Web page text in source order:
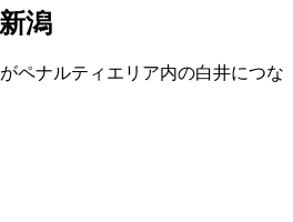
潟
ペナルティエリア内の白井につな